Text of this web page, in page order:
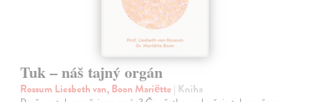
Tuk – náš tajný orgán
Rossum Liesbeth van, Boon Mariëtte | Kniha